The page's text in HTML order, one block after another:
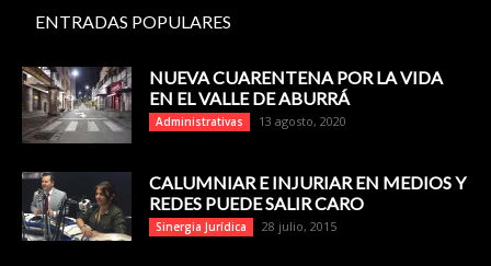
ENTRADAS POPULARES
NUEVA CUARENTENA POR LA VIDA
EN EL VALLE DE ABURRÁ
Administrativas 13 agosto, 2020
CALUMNIAR E INJURIAR EN MEDIOS Y
REDES PUEDE SALIR CARO
Sinergia Jurídica 28 julio, 2015